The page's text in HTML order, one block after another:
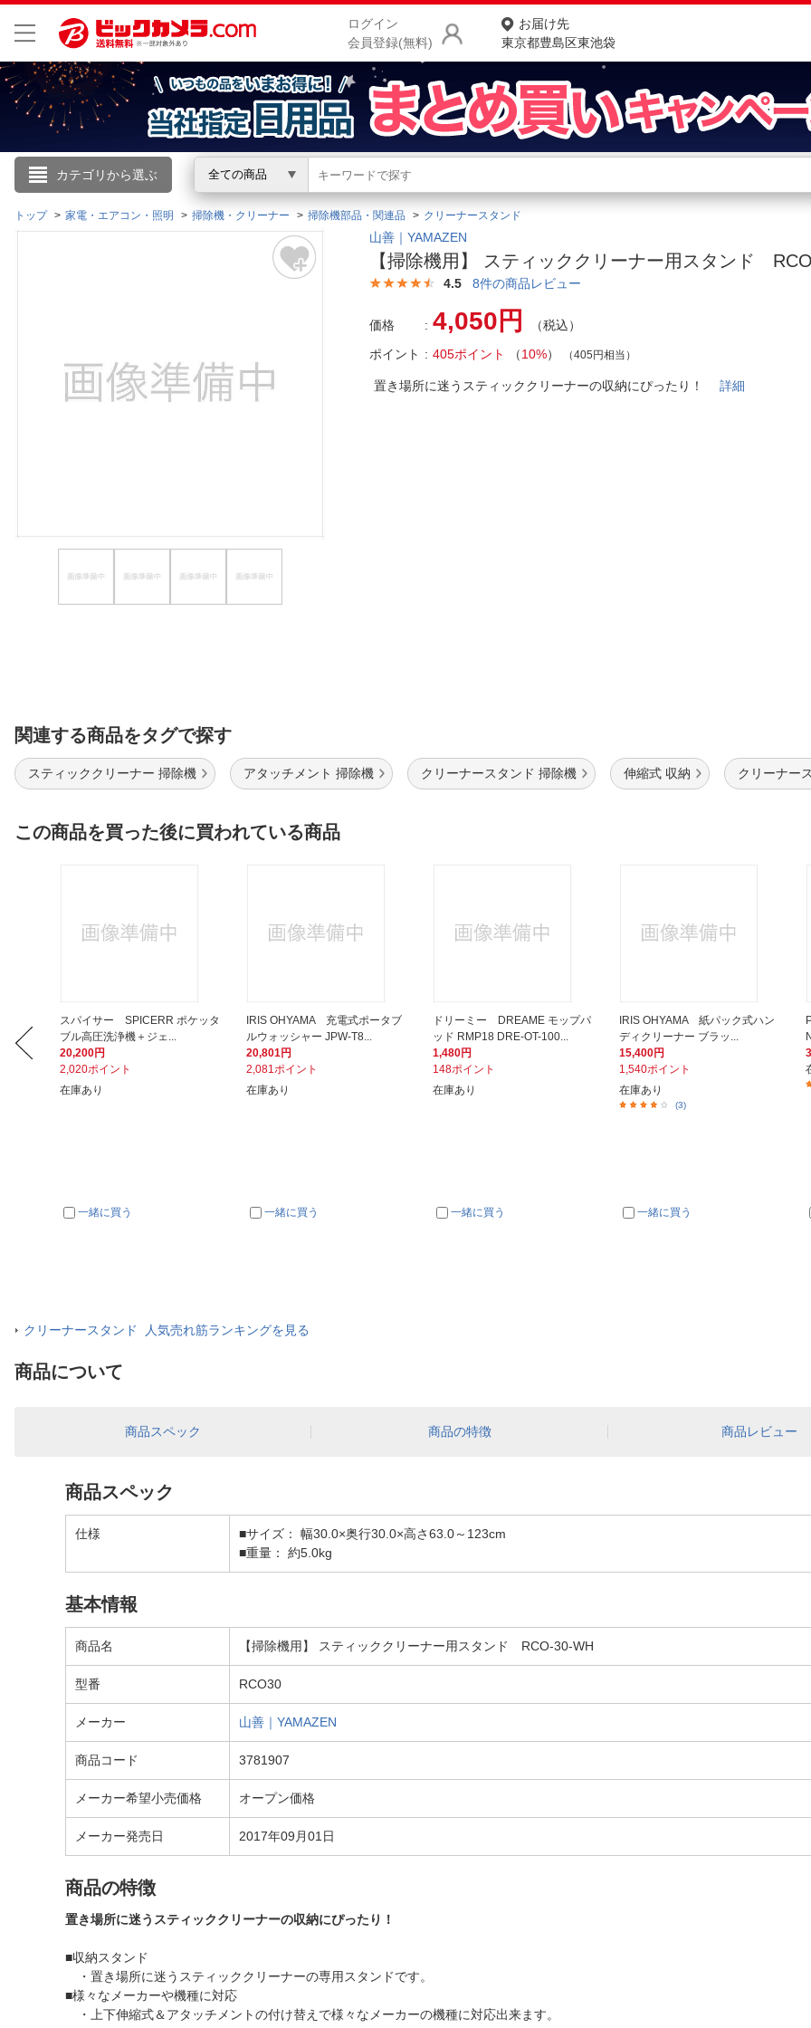
ログイン
会員登録(無料)
お届け先
東京都豊島区東池袋
カテゴリから選ぶ 全ての商品
こんにちは
ログイン
閲覧履歴
商品をさがす
ランキングからさがす
お客様サポート
ご利用ガイド
トップ 家電・エアコン・照明 掃除機・クリーナー 掃除機部品・関連品 クリーナースタンド
山善｜YAMAZEN
【掃除機用】 スティッククリーナー用スタンド
4.5 8件の商品レビュー
価格 4,050円
（税込）
ポイント
405ポイント （10%） （405円相当）
置き場所に迷うスティッククリーナーの収納にぴったり！詳細
関連する商品をタグで探す
スティッククリーナー 掃除機 アタッチメント 掃除機 クリーナースタンド 掃除機 伸縮式 収納 クリーナー
この商品を買った後に買われている商品
スパイサー SPICERR ポケッタ
ブル高圧洗浄機＋ジェ...
20,200円
2,020ポイント
在庫あり
一緒に買う
IRIS OHYAMA 充電式ポータブ
ルウォッシャー JPW-T8...
20,801円
2,081ポイント
在庫あり
一緒に買う
ドリーミー DREAME モップパ
ッド RMP18 DRE-OT-100...
1,480円
148ポイント
在庫あり
一緒に買う
IRIS OHYAMA 紙パック式ハン
ディクリーナー ブラッ...
15,400円
1,540ポイント
在庫あり
(3)
一緒に買う
クリーナースタンド 人気売れ筋ランキングを見る
商品について
商品スペック 商品の特徴 商品レビュー
商品スペック
仕様
■サイズ： 幅30.0×奥行30.0×高さ63.0～123cm
■重量： 約5.0kg
基本情報
商品名 【掃除機用】 スティッククリーナー用スタンド RCO-30-WH
型番 RCO30
メーカー 山善｜YAMAZEN
商品コード 3781907
メーカー希望小売価格 オープン価格
メーカー発売日 2017年09月01日
商品の特徴
置き場所に迷うスティッククリーナーの収納にぴったり！
■収納スタンド
・置き場所に迷うスティッククリーナーの専用スタンドです。
■様々なメーカーや機種に対応
・上下伸縮式＆アタッチメントの付け替えで様々なメーカーの機種に対応出来ます。